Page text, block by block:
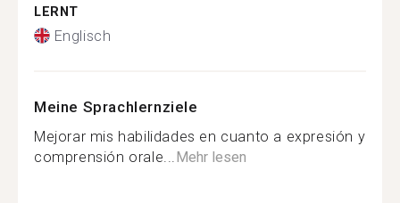
LERNT
Englisch
Meine Sprachlernziele
Mejorar mis habilidades en cuanto a expresión y
comprensión orale... Mehr lesen